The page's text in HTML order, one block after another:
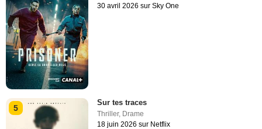
30 avril 2026 sur Sky One
5
Sur tes traces
Thriller, Drame
18 juin 2026 sur Netflix